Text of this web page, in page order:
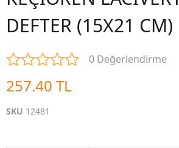
DEFTER (15X21 CM)
0 Değerlendirme
257.40 TL
SKU 12481